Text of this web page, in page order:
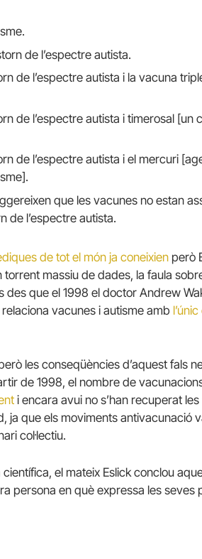
de l’espectre autista.
de l’espectre autista i la vacuna
de l’espectre autista i timerosal [un
de l’espectre autista i el mercuri
que les vacunes no estan
de l’espectre autista.
de tot el món ja coneixien però
massiu de dades, la faula
que el 1998 el doctor Andrew
vacunes i autisme amb
les conseqüències d’aquest fals
de 1998, el nombre de
i encara avui no s’han recuperat
ja que els moviments antivacunació
col·lectiu.
el mateix Eslick conclou
persona en què expressa les seves